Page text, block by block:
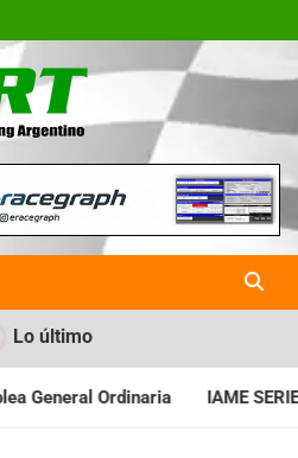
| La Revista
Karting en
Lo último
IAME SERIES ARGENTINA: